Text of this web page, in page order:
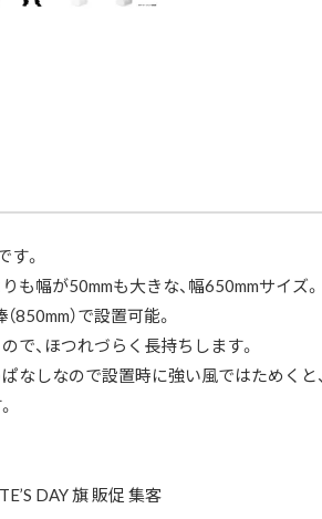
。
幅が50mmも大きな、幅650mmサイズ。
）で設置可能。
、ほつれづらく長持ちします。
なしなので設置時に強い風ではためくと、
DAY 旗 販促 集客